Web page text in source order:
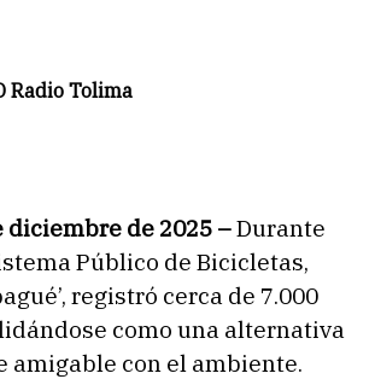
Radio Tolima
diciembre de 2025 –Durante
Público de Bicicletas,
registró cerca de 7.000
como una alternativa
amigable con el ambiente.